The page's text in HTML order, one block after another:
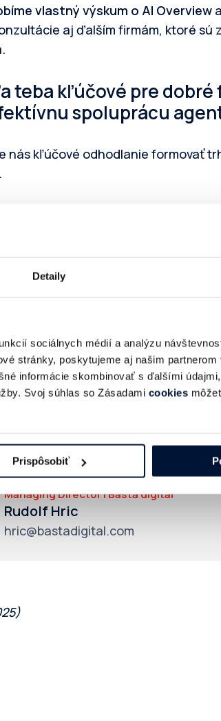
Detaily
sociálnych médií a analýzu
stránky, poskytujeme aj našim
informácie skombinovať s ďalšími
Svoj súhlas so Zásadami cookies
Prispôsobiť
vlastný výskum o AI Overview
aj ďalším firmám, ktoré sú
teba kľúčové pre
spoluprácu
nás kľúčové odhodlanie formovať
fungujú, keď sme vďaka
sa stali členom IAB a čo
sú čoraz dôležitejšie aj iné ako
médiami, mediálnymi agentúrami a
prostredie, kde môžu
eventy. IAB
rozvíja mediálny trhu na Slovensku.
Managing Director I Basta digital
Rudolf Hric
hric@bastadigital.com